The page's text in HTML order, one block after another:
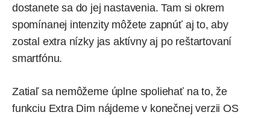
dostanete sa do jej nastavenia. Tam si okrem
spomínanej intenzity môžete zapnúť aj to, aby
zostal extra nízky jas aktívny aj po reštartovaní
smartfónu.
Zatiaľ sa nemôžeme úplne spoliehať na to, že
funkciu Extra Dim nájdeme v konečnej verzii OS